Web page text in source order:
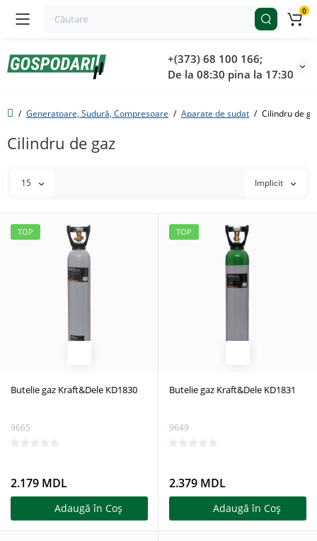
+(373) 68 100 166;
De la 08:30 pina la 17:30
0
Generatoare, Sudură, Compresoare Aparate de sudat Cilindru de
Cilindru de gaz
15 Implicit
TOP
Butelie gaz Kraft&Dele KD1830
9665
2.179 MDL
Adaugă în Coş
TOP
Butelie gaz Kraft&Dele KD1831
9649
2.379 MDL
Adaugă în Coş